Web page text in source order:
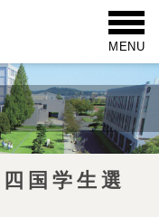
国学生選